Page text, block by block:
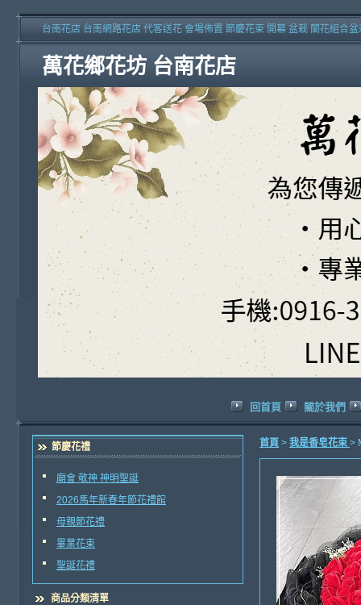
萬花鄉花坊 台南花店
台南花店 台南網路花店 代客送花 會場佈置 節慶花束 開幕 盆栽 蘭花組合
回首頁 關於我們
節慶花禮
廟會 敬神 神明聖誕
2026馬年新春年節花禮館
母親節花禮
畢業花束
聖誕花禮
商品分類清單
首頁 > 我是香皂花束 >